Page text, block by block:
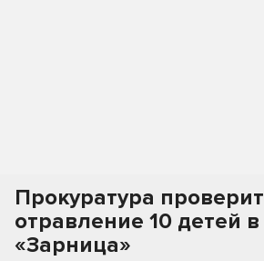
Прокуратура проверит
отравление 10 детей
«Зарница»